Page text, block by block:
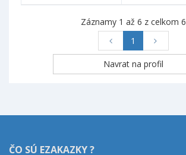
Záznamy 1 až 6 z celkom 6
1
ČO SÚ EZAKAZKY ?